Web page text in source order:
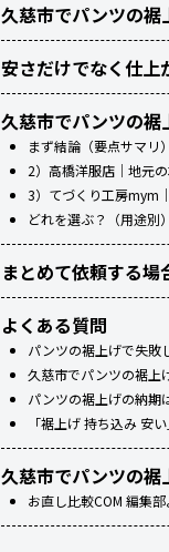
久慈市でパンツの裾
安さだけでなく仕上
久慈市でパンツの裾
まず結論（要点サマリ）
2）高橋洋服店｜地元
3）てづくり工房mym
どれを選ぶ？（用途別）
まとめて依頼する場
よくある質問
パンツの裾上げで失敗
久慈市でパンツの裾上
パンツの裾上げの納期
「裾上げ 持ち込み 安
久慈市でパンツの裾
お直し比較COM 編集部